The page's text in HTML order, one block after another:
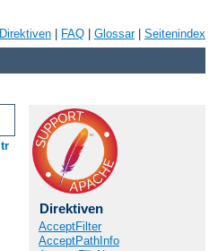
Direktiven FAQ Glossar| Seitenindex
tr
Direktiven
AcceptFilter
AcceptPathInfo